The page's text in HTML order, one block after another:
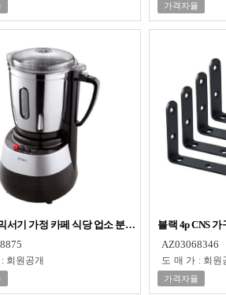
가격자율
서기 가정 카페 식당 업소 분쇄기 대용량 블랜더 4L
: 회원공개
블랙 4p CNS
AZ03068346
도매가 : 회원
가격자율